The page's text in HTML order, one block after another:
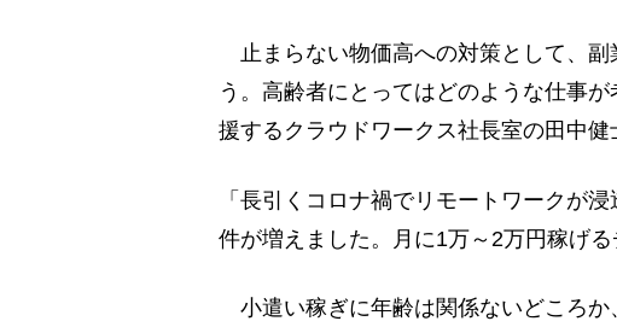
止まらない物価高への対策として、副
う。高齢者にとってはどのような仕事
援するクラウドワークス社長室の田中健
「長引くコロナ禍でリモートワークが
件が増えました。月に1万～2万円稼げ
小遣い稼ぎに年齢は関係ないどころ